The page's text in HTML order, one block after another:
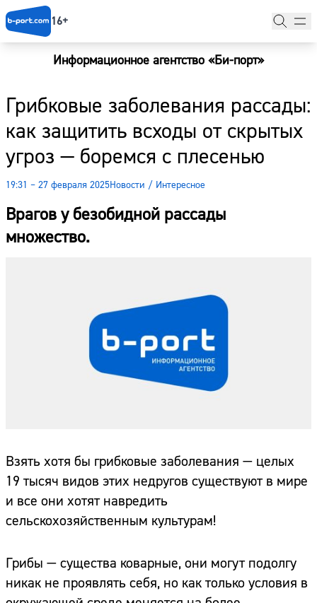
16+
Информационное агентство «Би-порт»
Грибковые заболевания рассады:
как защитить всходы от скрытых
угроз — боремся с плесенью
19:31 – 27 февраля 2025Новости / Интересное
Врагов у безобидной рассады
множество.
Взять хотя бы грибковые заболевания — целых
19 тысяч видов этих недругов существуют в мире
и все они хотят навредить
сельскохозяйственным культурам!
Грибы — существа коварные, они могут подолгу
никак не проявлять себя, но как только условия в
Новости
Наши гости
Фоторепортажи
Погода
Курсы валют